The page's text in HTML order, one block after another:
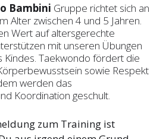
Bambini Gruppe richtet sich an
Alter zwischen 4 und 5 Jahren.
Wert auf altersgerechte
mit unseren Übungen
Kindes. Taekwondo fördert die
sowie Respekt
werden das
Koordination geschult.
zum Training ist